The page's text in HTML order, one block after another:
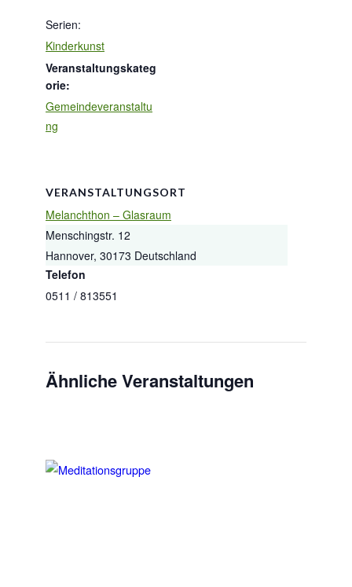
Serien:
Kinderkunst
Veranstaltungskateg
orie:
Gemeindeveranstaltu
ng
VERANSTALTUNGSORT
Melanchthon – Glasraum
Menschingstr. 12
Hannover, 30173 Deutschland
Telefon
0511 / 813551
Ähnliche Veranstaltungen